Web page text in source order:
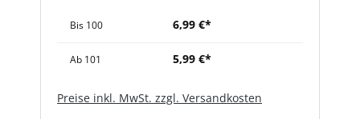
Bis 100 6,99 €*
Ab 101 5,99 €*
Preise inkl. MwSt. zzgl. Versandkosten